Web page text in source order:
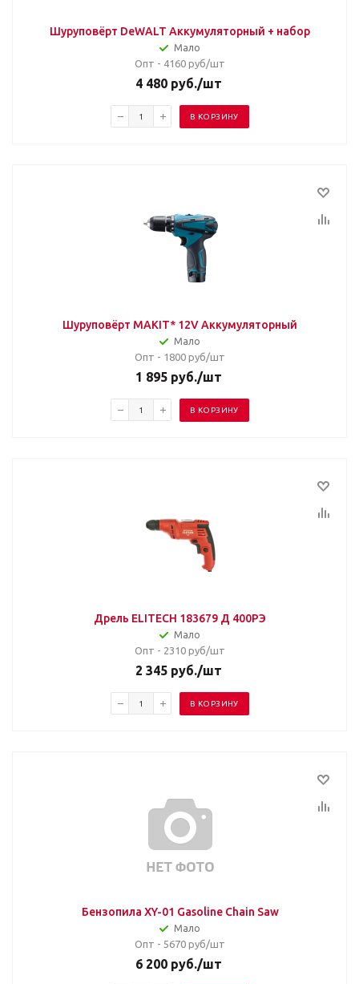
Шуруповёрт DeWALT Аккумуляторный + набор
Мало
Опт - 4160 руб/шт
4 480руб./шт
В КОРЗИНУ
Шуруповёрт MAKIT* 12V Аккумуляторный
Мало
Опт - 1800 руб/шт
1 895руб./шт
В КОРЗИНУ
Дрель ELITECH 183679 Д 400РЭ
Мало
Опт - 2310 руб/шт
2 345руб./шт
В КОРЗИНУ
Бензопила XY-01 Gasoline Chain Saw
Мало
Опт - 5670 руб/шт
6 200руб./шт